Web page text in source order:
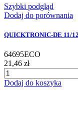
Szybki podgląd
Dodaj do porównania
QUICKTRONIC-DE 11/
64695ECO
21,46 zł
Dodaj do koszyka